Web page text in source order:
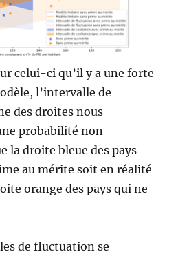
celui-ci qu’il y a une forte
l’intervalle de
des droites nous
probabilité non
la droite bleue des pays
au mérite soit en réalité
orange des pays qui ne
de fluctuation se